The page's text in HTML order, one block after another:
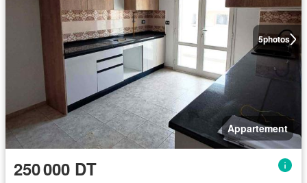
5photos
Appartement
250 000 DT